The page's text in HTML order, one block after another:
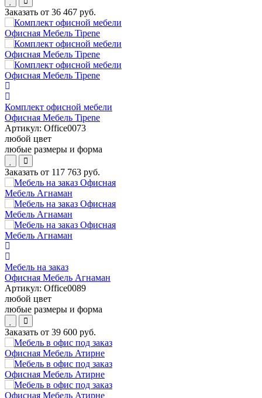
Заказать от 36 467 руб.
Комплект офисной мебели
Офисная Мебель Tipene
Артикул: Office0073
любой цвет
любые размеры и форма
Заказать от 117 763 руб.
Мебель на заказ
Офисная Мебель Агнаман
Артикул: Office0089
любой цвет
любые размеры и форма
Заказать от 39 600 руб.